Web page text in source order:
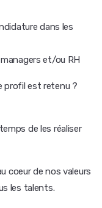
dans les
et/ou RH
profil est retenu ?
de les réaliser
coeur de nos valeurs
les talents.